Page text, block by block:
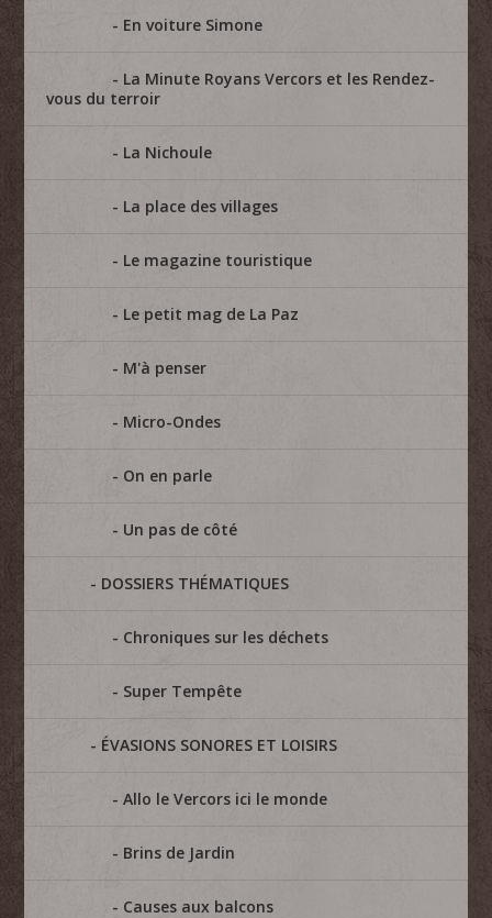
En voiture Simone
La Minute Royans Vercors et les Rendez-
vous du terroir
La Nichoule
La place des villages
Le magazine touristique
Le petit mag de La Paz
M'à penser
Micro-Ondes
On en parle
Un pas de côté
DOSSIERS THÉMATIQUES
Chroniques sur les déchets
Super Tempête
ÉVASIONS SONORES ET LOISIRS
Allo le Vercors ici le monde
Brins de Jardin
Causes aux balcons